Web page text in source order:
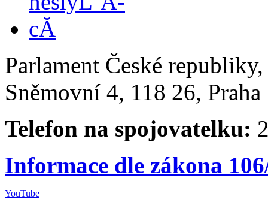
Parlament České
Sněmovní 4, 118 26,
Telefon na spojovatelku:
Informace dle zákona
YouTube